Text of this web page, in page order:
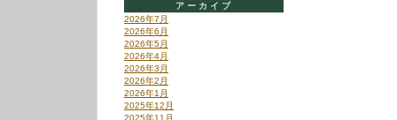
アーカイブ
2026年7月
2026年6月
2026年5月
2026年4月
2026年3月
2026年2月
2026年1月
2025年12月
2025年11月